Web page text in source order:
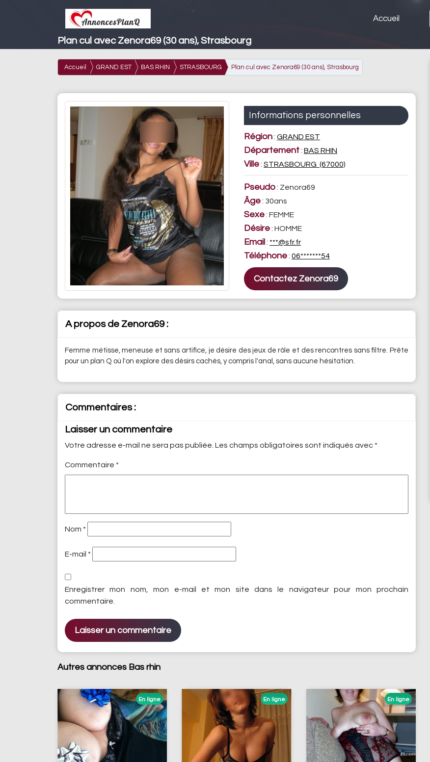
Accueil
Plan cul avec Zenora69 (30 ans), Strasbourg
Accueil GRAND EST BAS RHIN STRASBOURG Plan cul avec Zenora69 (30 ans), Strasbourg
Informations personnelles
Région: GRAND EST
Département: BAS RHIN
Ville: STRASBOURG (67000)
Pseudo: Zenora69
Âge: 30ans
Sexe: FEMME
Désire: HOMME
Email: ***@sfr.fr
Téléphone: 06*******54
Contactez Zenora69
A propos de Zenora69 :
Femme métisse, meneuse et sans artifice, je désire des jeux de rôle et des rencontres sans filtre. Prête
pour un plan Q où l'on explore des désirs cachés, y compris l'anal, sans aucune hésitation.
Commentaires :
Laisser un commentaire
Votre adresse e-mail ne sera pas publiée. Les champs obligatoires sont indiqués avec *
Commentaire *
Nom *
E-mail *
Enregistrer mon nom, mon e-mail et mon site dans le navigateur pour mon prochain
commentaire.
Autres annonces Bas rhin